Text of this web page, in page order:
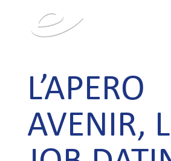
L’APERO
AVENIR,